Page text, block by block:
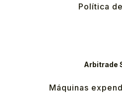
Política
Arbitrade
Máquinas